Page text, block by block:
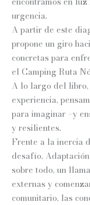
urgencia.
A partir de este
propone un giro
concretas para
el Camping Ruta
A lo largo del
experiencia,
para imaginar –y
y resilientes.
Frente a la inercia
desafío,
sobre todo, un
externas y
comunitario, las